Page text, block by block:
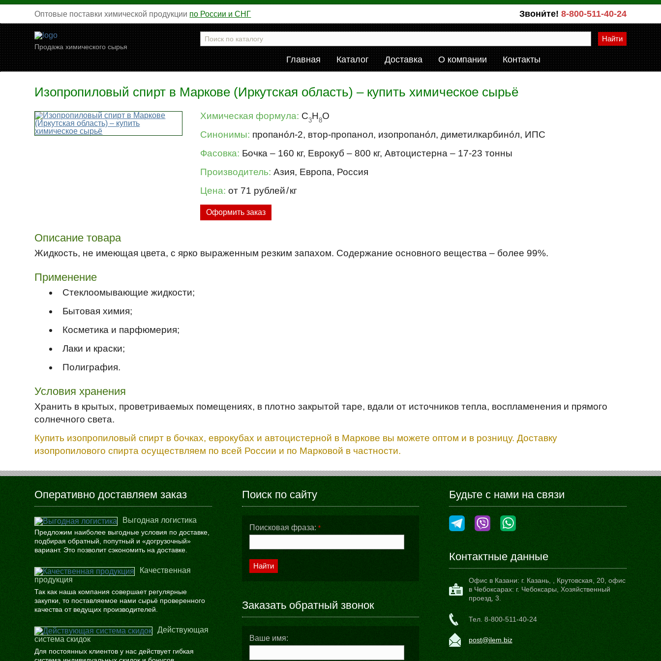
Оптовые поставки химической продукции по России и СНГ Звони́те! 8-800-511-40-24
Продажа химического сырья
Найти
Главная Каталог Доставка О компании Контакты
Изопропиловый спирт в Маркове (Иркутская область) – купить химическое сырьё
Химическая формула: C3H8O
Синонимы: пропано́л-2, втор-пропанол, изопропано́л, диметилкарбино́л, ИПС
Фасовка: Бочка – 160 кг, Еврокуб – 800 кг, Автоцистерна – 17-23 тонны
Производитель: Азия, Европа, Россия
Цена: от 71 рублей/кг
Оформить заказ
Описание товара
Жидкость, не имеющая цвета, с ярко выраженным резким запахом. Содержание основного вещества – более 99%.
Применение
Стеклоомывающие жидкости;
Бытовая химия;
Косметика и парфюмерия;
Лаки и краски;
Полиграфия.
Условия хранения
Хранить в крытых, проветриваемых помещениях, в плотно закрытой таре, вдали от источников тепла, воспламенения и прямого
солнечного света.
Купить изопропиловый спирт в бочках, еврокубах и автоцистерной в Маркове вы можете оптом и в розницу. Доставку
изопропилового спирта осуществляем по всей России и по Марковой в частности.
Оперативно доставляем заказ
Выгодная логистика
Предложим наиболее выгодные условия по доставке,
подбирая обратный, попутный и «догрузочный»
вариант. Это позволит сэкономить на доставке.
Качественная
продукция
Так как наша компания совершает регулярные
закупки, то поставляемое нами сырьё проверенного
качества от ведущих производителей.
Действующая
система скидок
Для постоянных клиентов у нас действует гибкая
Поиск по сайту
Поисковая фраза: *
Найти
Заказать обратный звонок
Ваше имя:
Будьте с нами на связи
Контактные данные
Офис в Казани: г. Казань,,Крутовская, 20, офис
в Чебоксарах: г. Чебоксары, Хозяйственный
проезд, 3.
Тел.8-800-511-40-24
post@ilem.biz